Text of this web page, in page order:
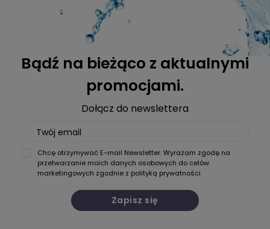
Bądź na bieżąco z aktualnymi
promocjami.
Dołącz do newslettera
Twój email
Chcę otrzymywać E-mail Newsletter. Wyrażam zgodę na
przetwarzanie moich danych osobowych do celów
marketingowych zgodnie z polityką prywatności
Zapisz się